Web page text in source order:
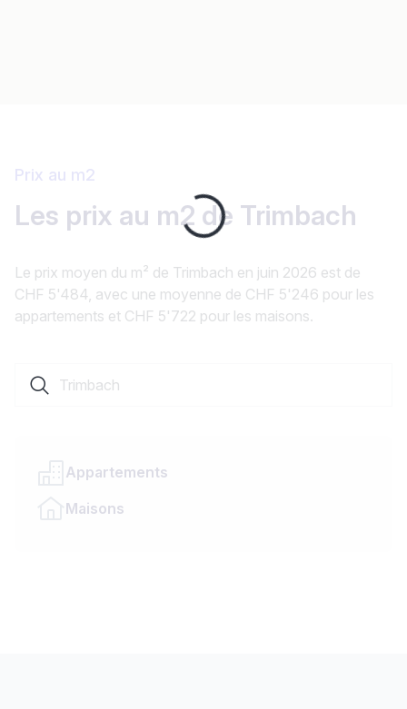
Loading...
Prix au m2
Les prix au m2 de Trimbach
Le prix moyen du m² de Trimbach en juin 2026 est de
CHF 5'484, avec une moyenne de CHF 5'246 pour les
appartements et CHF 5'722 pour les maisons.
Appartements
Maisons